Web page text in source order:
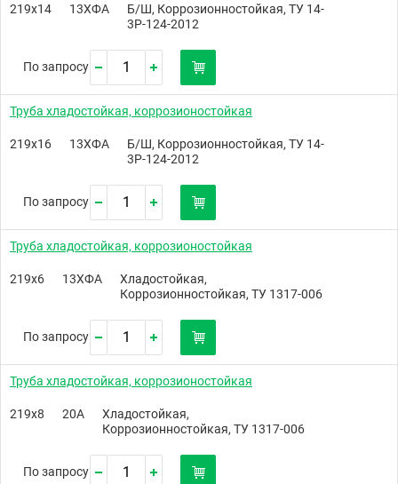
219х14 13ХФА
Б/Ш, Коррозионностойкая, ТУ 14-
3Р-124-2012
По запросу
Труба хладостойкая, коррозионостойкая
219х16 13ХФА
Б/Ш, Коррозионностойкая, ТУ 14-
3Р-124-2012
По запросу
Труба хладостойкая, коррозионостойкая
219х6 13ХФА
Хладостойкая,
Коррозионностойкая, ТУ 1317-006
По запросу
Труба хладостойкая, коррозионостойкая
219х8 20А
Хладостойкая,
Коррозионностойкая, ТУ 1317-006
По запросу